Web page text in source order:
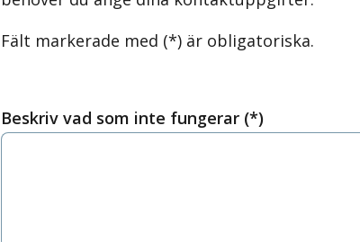
Fält markerade med (*) är obligatoriska.
Beskriv vad som inte fungerar